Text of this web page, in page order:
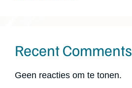
Recent Comments
Geen reacties om te tonen.